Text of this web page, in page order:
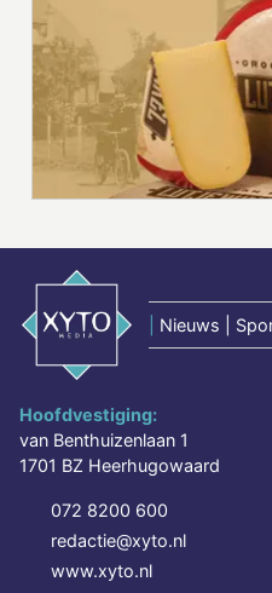
Nieuws |
Hoofdvestiging:
van Benthuizenlaan 1
1701 BZ Heerhugowaard
072 8200 600
redactie@xyto.nl
www.xyto.nl